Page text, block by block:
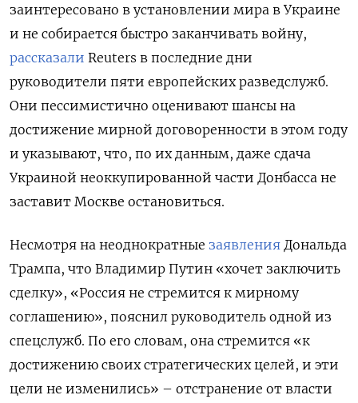
заинтересовано в установлении мира в Украине
и не собирается быстро заканчивать войну,
рассказали Reuters в последние дни
руководители пяти европейских разведслужб.
Они пессимистично оценивают шансы на
достижение мирной договоренности в этом году
и указывают, что, по их данным, даже сдача
Украиной неоккупированной части Донбасса не
заставит Москве остановиться.
Несмотря на неоднократные заявления Дональда
Трампа, что Владимир Путин «хочет заключить
сделку», «Россия не стремится к мирному
соглашению», пояснил руководитель одной из
спецслужб. По его словам, она стремится «к
достижению своих стратегических целей, и эти
цели не изменились» – отстранение от власти